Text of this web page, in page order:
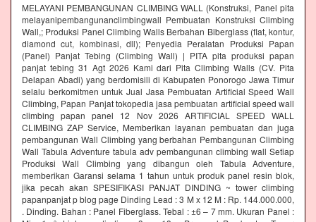
MELAYANI PEMBANGUNAN CLIMBING WALL (Konstruksi, Panel pita
melayanipembangunanclimbingwall Pembuatan Konstruksi Climbing
Wall,; Produksi Panel Climbing Walls Berbahan Biberglass (flat, kontur,
diamond cut, kombinasi, dll); Penyedia Peralatan Produksi Papan
(Panel) Panjat Tebing (Climbing Wall) | PITA pita produksi papan
panjat tebing 31 Agt 2026 Kami dari Pita Climbing Walls (CV. Pita
Delapan Abadi) yang berdomisili di Kabupaten Ponorogo Jawa Timur
selalu berkomitmen untuk Jual Jasa Pembuatan Artificial Speed Wall
Climbing, Papan Panjat tokopedia jasa pembuatan artificial speed wall
climbing papan panel 12 Nov 2026 ARTIFICIAL SPEED WALL
CLIMBING ZAP Service, Memberikan layanan pembuatan dan juga
pembangunan Wall Climbing yang berbahan Pembangunan Climbing
Wall Tabula Adventure tabula adv pembangunan climbing wall Setiap
Produksi Wall Climbing yang dibangun oleh Tabula Adventure,
memberikan Garansi selama 1 tahun untuk produk panel resin blok,
jika pecah akan SPESIFIKASI PANJAT DINDING ~ tower climbing
papanpanjat p blog page Dinding Lead : 3 M x 12 M : Rp. 144.000.000,
. Dinding. Bahan : Panel Fiberglass. Tebal : ±6 – 7 mm. Ukuran Panel :